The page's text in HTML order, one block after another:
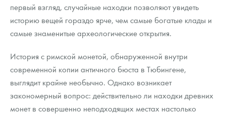
первый взгляд, случайные находки позволяют увидеть
историю вещей гораздо ярче, чем самые богатые клады и
самые знаменитые археологические открытия.
История с римской монетой, обнаруженной внутри
современной копии античного бюста в Тюбингене,
выглядит крайне необычно. Однако возникает
закономерный вопрос: действительно ли находки древних
монет в совершенно неподходящих местах настолько